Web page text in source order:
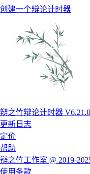
创建一个辩论计时器
辩之竹辩论计时器 V6.21.0
更新日志
定价
帮助
辩之竹工作室 @ 2019-
使用条款